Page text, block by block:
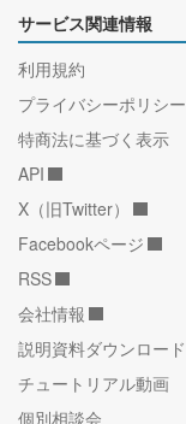
サービス関連情報
利用規約
プライバシーポリシー
特商法に基づく表示
API
X（旧Twitter）
Facebookページ
RSS
会社情報
説明資料ダウンロード
チュートリアル動画
個別相談会